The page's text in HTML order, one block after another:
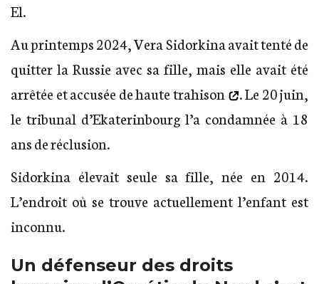
El.
Au printemps 2024, Vera Sidorkina avait tenté de
quitter la Russie avec sa fille, mais elle avait été
arrêtée etaccusée de haute trahison
. Le 20 juin,
le tribunal d’Ekaterinbourg l’a condamnée à 18
ans de réclusion.
Sidorkina élevait seule sa fille, née en 2014.
L’endroit où se trouve actuellement l’enfant est
inconnu.
Un défenseur des droits